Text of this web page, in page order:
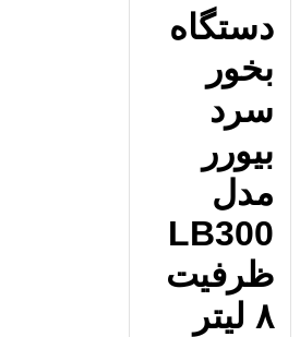
دستگاه
بخور
سرد
بیورر
مدل
LB300
ظرفیت
۸ لیتر